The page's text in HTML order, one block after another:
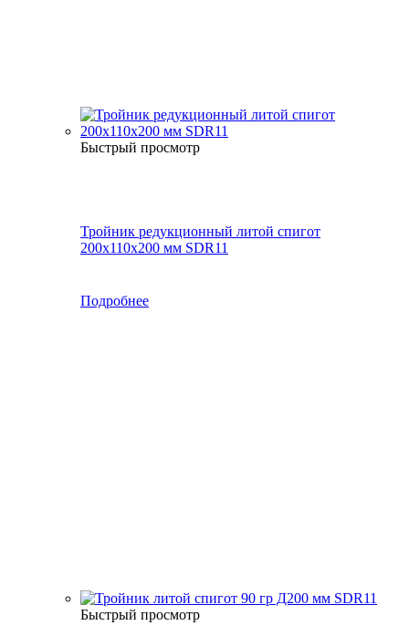
Быстрый просмотр
Тройник редукционный литой спигот
200х110х200 мм SDR11
Подробнее
Быстрый просмотр